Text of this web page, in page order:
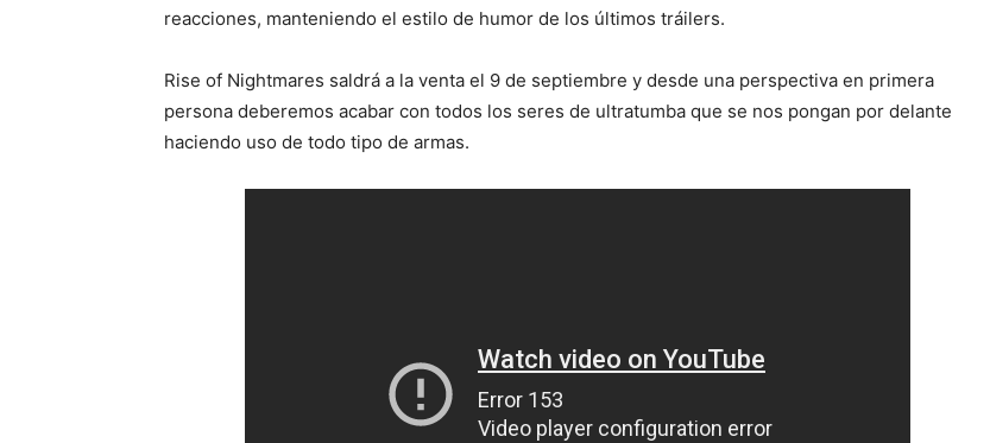
reacciones, manteniendo el estilo de humor de los últimos tráilers.
Rise of Nightmares saldrá a la venta el 9 de septiembre y desde una perspectiva en primera
persona deberemos acabar con todos los seres de ultratumba que se nos pongan por delante
haciendo uso de todo tipo de armas.